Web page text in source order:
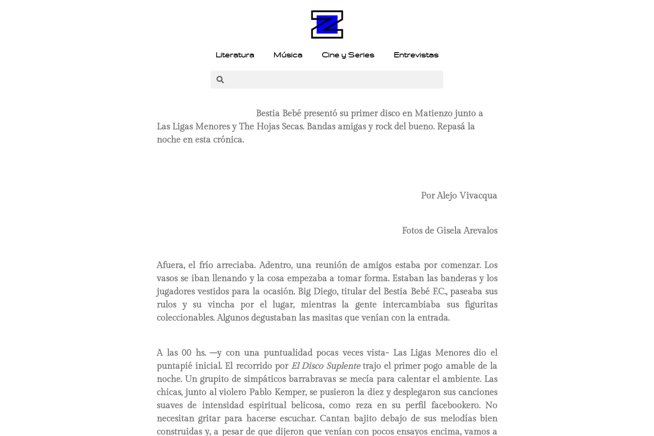
Literatura Música Cine y Series Entrevistas
Bestia Bebé presentó su primer disco en Matienzo junto a
Las Ligas Menores y The Hojas Secas. Bandas amigas y rock del bueno. Repasá la
noche en esta crónica.
Por Alejo Vivacqua
Fotos de Gisela Arevalos
Afuera, el frío arreciaba. Adentro, una reunión de amigos estaba por comenzar. Los
vasos se iban llenando y la cosa empezaba a tomar forma. Estaban las banderas y los
jugadores vestidos para la ocasión. Big Diego, titular del Bestia Bebé F.C., paseaba sus
rulos y su vincha por el lugar, mientras la gente intercambiaba sus figuritas
coleccionables. Algunos degustaban las masitas que venían con la entrada.
A las 00 hs. –y con una puntualidad pocas veces vista- Las Ligas Menores dio el
puntapié inicial. El recorrido por El Disco Suplente trajo el primer pogo amable de la
noche. Un grupito de simpáticos barrabravas se mecía para calentar el ambiente. Las
chicas, junto al violero Pablo Kemper, se pusieron la diez y desplegaron sus canciones
suaves de intensidad espiritual belicosa, como reza en su perfil facebookero. No
necesitan gritar para hacerse escuchar. Cantan bajito debajo de sus melodías bien
construidas y, a pesar de que dijeron que venían con pocos ensayos encima, vamos a